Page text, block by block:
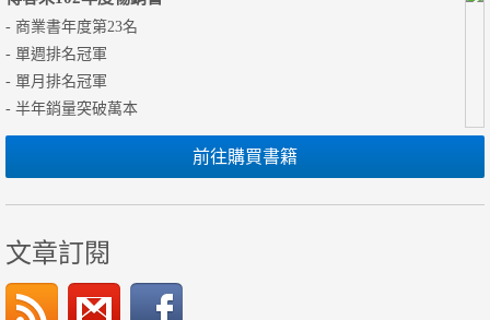
- 商業書年度第23名
- 單週排名冠軍
- 單月排名冠軍
- 半年銷量突破萬本
前往購買書籍
文章訂閱